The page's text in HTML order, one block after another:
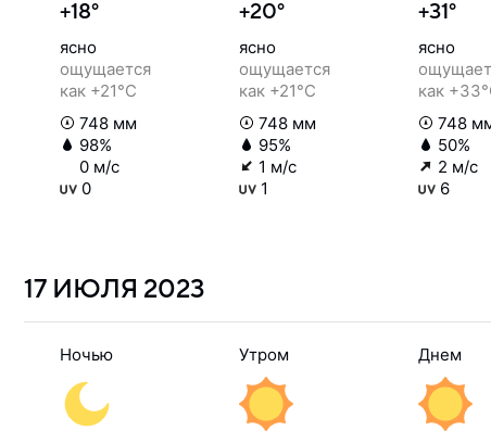
+18°
ясно
ощущается
как +21°C
748 мм
98%
0 м/с
0
+20°
ясно
ощущается
как +21°C
748 мм
95%
1 м/с
1
+31°
ясно
как
748
50%
2 м/с
6
17 ИЮЛЯ 2023
Ночью Утром Днем